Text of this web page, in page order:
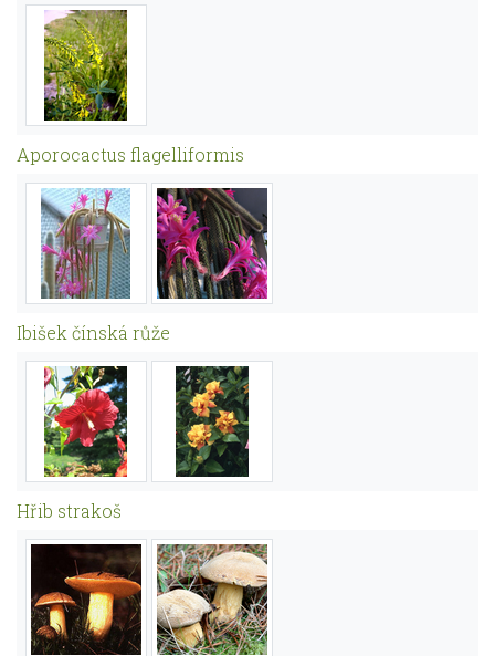
Aporocactus flagelliformis
Ibišek čínská růže
Hřib strakoš